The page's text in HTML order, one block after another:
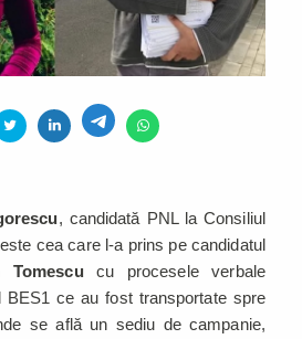
, candidată PNL la Consiliul
cea care l-a prins pe candidatul
Tomescu cu procesele verbale
BES1 ce au fost transportate spre
se află un sediu de campanie,